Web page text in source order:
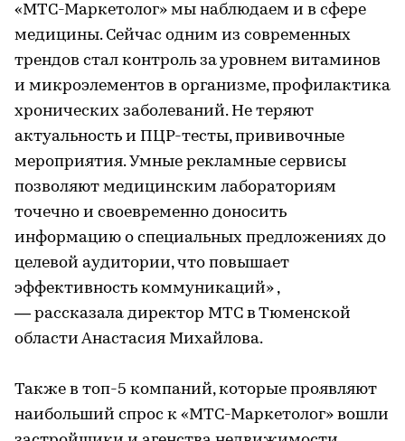
«МТС-Маркетолог» мы наблюдаем и в сфере
медицины. Сейчас одним из современных
трендов стал контроль за уровнем витаминов
и микроэлементов в организме, профилактика
хронических заболеваний. Не теряют
актуальность и ПЦР-тесты, прививочные
мероприятия. Умные рекламные сервисы
позволяют медицинским лабораториям
точечно и своевременно доносить
информацию о специальных предложениях до
целевой аудитории, что повышает
эффективность коммуникаций» ,
— рассказала директор МТС в Тюменской
области Анастасия Михайлова.
Также в топ-5 компаний, которые проявляют
наибольший спрос к «МТС-Маркетолог» вошли